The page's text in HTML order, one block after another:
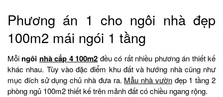
Phương án 1 cho ngôi nhà đẹp
100m2 mái ngói 1 tầng
Mỗi ngôi nhà cấp 4 100m2 đều có rất nhiều phương án thiết kế
khác nhau. Tùy vào đặc điểm khu đất và hướng nhà cũng như
mục đích sử dụng chủ nhà đưa ra. Mẫu nhà vườnđẹp 1 tầng 2
phòng ngủ 100m2 thiết kế trên mảnh đất có chiều ngang rộng.